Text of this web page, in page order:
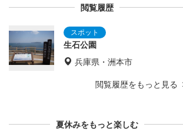
閲覧履歴
生石公園
兵庫県・洲本市
閲覧履歴をもっと見る
夏休みをもっと楽しむ